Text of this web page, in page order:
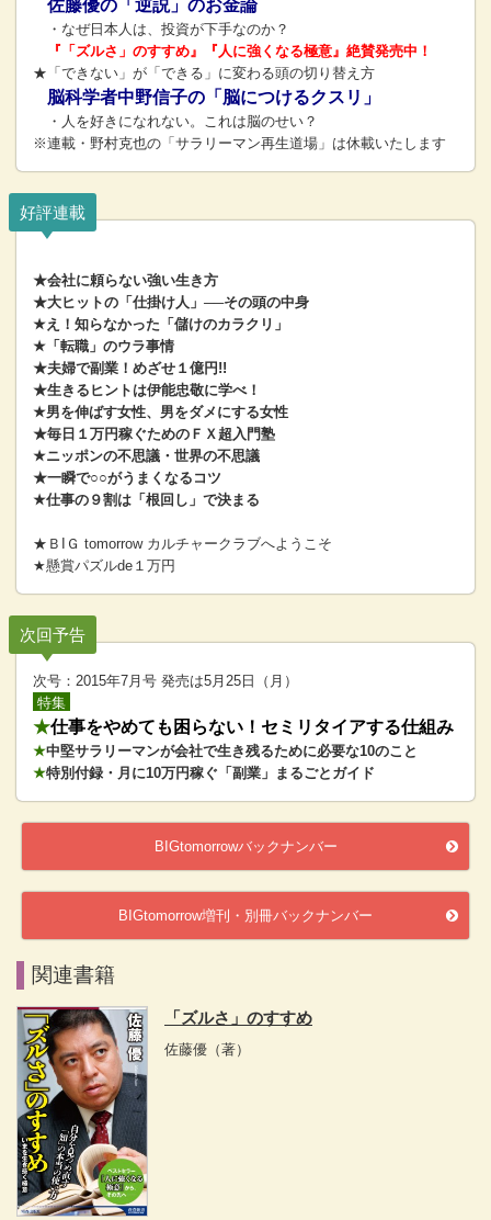
佐藤優の「逆説」のお金論
・なぜ日本人は、投資が下手なのか？
『「ズルさ」のすすめ』『人に強くなる極意』絶賛発売中！
★「できない」が「できる」に変わる頭の切り替え方
脳科学者中野信子の「脳につけるクスリ」
・人を好きになれない。これは脳のせい？
※連載・野村克也の「サラリーマン再生道場」は休載いたします
好評連載
★会社に頼らない強い生き方
★大ヒットの「仕掛け人」──その頭の中身
★え！知らなかった「儲けのカラクリ」
★「転職」のウラ事情
★夫婦で副業！めざせ１億円!!
★生きるヒントは伊能忠敬に学べ！
★男を伸ばす女性、男をダメにする女性
★毎日１万円稼ぐためのＦＸ超入門塾
★ニッポンの不思議・世界の不思議
★一瞬で○○がうまくなるコツ
★仕事の９割は「根回し」で決まる
★ＢIＧ tomorrow カルチャークラブへようこそ
★懸賞パズルde１万円
次回予告
次号：2015年7月号 発売は5月25日（月）
特集
★仕事をやめても困らない！セミリタイアする仕組み
★中堅サラリーマンが会社で生き残るために必要な10のこと
★特別付録・月に10万円稼ぐ「副業」まるごとガイド
BIGtomorrowバックナンバー
BIGtomorrow増刊・別冊バックナンバー
関連書籍
「ズルさ」のすすめ
佐藤優 （著）